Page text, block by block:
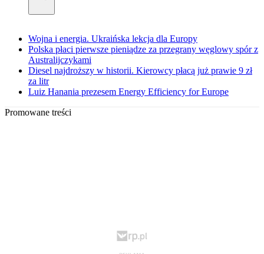
Wojna i energia. Ukraińska lekcja dla Europy
Polska płaci pierwsze pieniądze za przegrany węglowy spór z
Australijczykami
Diesel najdroższy w historii. Kierowcy płacą już prawie 9 zł
za litr
Luiz Hanania prezesem Energy Efficiency for Europe
Promowane treści